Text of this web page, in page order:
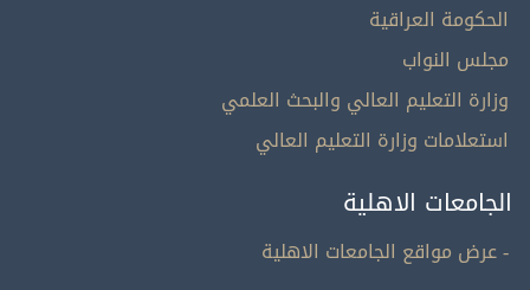
الحكومة العراقية
مجلس النواب
وزارة التعليم العالي والبحث العلمي
استعلامات وزارة التعليم العالي
الجامعات الاهلية
- عرض مواقع الجامعات الاهلية